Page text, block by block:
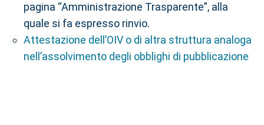
pagina “Amministrazione Trasparente”, alla
quale si fa espresso rinvio.
Attestazione dell’OIV o di altra struttura analoga
nell’assolvimento degli obblighi di pubblicazione